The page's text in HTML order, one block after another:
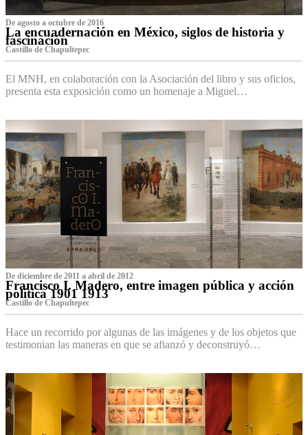
De agosto a octubre de 2016
La encuadernación en México, siglos de historia y
fascinación
Castillo de Chapultepec
El MNH, en colaboración con la Asociación del libro y sus oficios,
presenta esta exposición como un homenaje a Miguel…
De diciembre de 2011 a abril de 2012
Francisco I. Madero, entre imagen pública y acción
política 1901 1913
Castillo de Chapultepec
Hace un recorrido por algunas de las imágenes y de los objetos que
testimonian las maneras en que se afianzó y deconstruyó…